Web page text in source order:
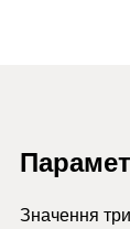
Значення